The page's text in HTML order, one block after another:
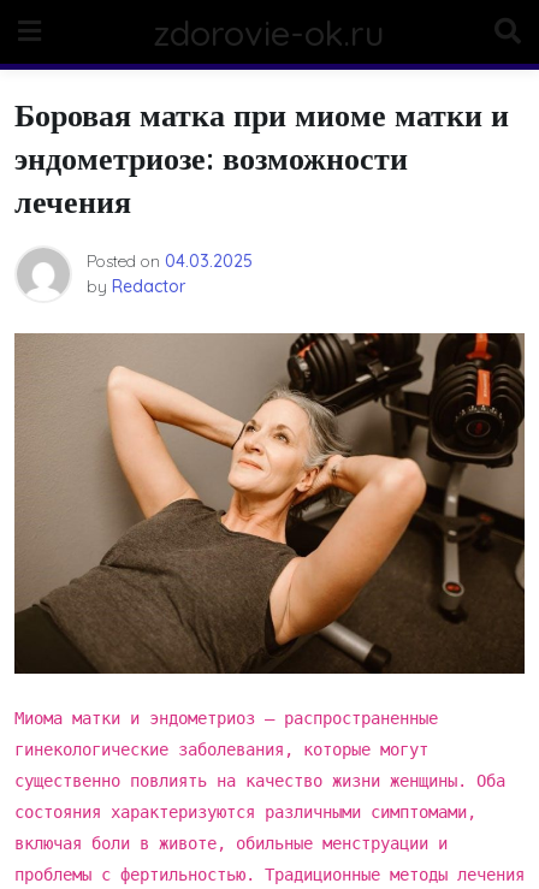
content
zdorovie-ok.ru
Боровая матка при миоме матки и
эндометриозе: возможности
лечения
Posted on 04.03.2025
by Redactor
Миома матки и эндометриоз – распространенные
гинекологические заболевания, которые могут
существенно повлиять на качество жизни женщины. Оба
состояния характеризуются различными симптомами,
включая боли в животе, обильные менструации и
проблемы с фертильностью. Традиционные методы лечения